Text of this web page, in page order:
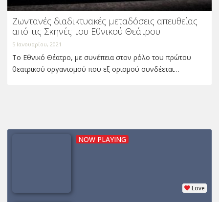
Ζωντανές διαδικτυακές μεταδόσεις απευθείας
από τις Σκηνές του Εθνικού Θεάτρου
5 Ιανουαρίου, 2021
Το Εθνικό Θέατρο, με συνέπεια στον ρόλο του πρώτου
θεατρικού οργανισμού που εξ ορισμού συνδέεται…
NOW PLAYING
Love